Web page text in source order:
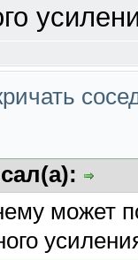
может